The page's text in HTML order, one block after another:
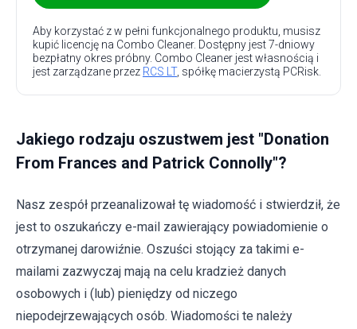
Aby korzystać z w pełni funkcjonalnego produktu, musisz
kupić licencję na Combo Cleaner. Dostępny jest 7-dniowy
bezpłatny okres próbny. Combo Cleaner jest własnością i
jest zarządzane przez RCS LT, spółkę macierzystą PCRisk.
Jakiego rodzaju oszustwem jest "Donation
From Frances and Patrick Connolly"?
Nasz zespół przeanalizował tę wiadomość i stwierdził, że
jest to oszukańczy e-mail zawierający powiadomienie o
otrzymanej darowiźnie. Oszuści stojący za takimi e-
mailami zazwyczaj mają na celu kradzież danych
osobowych i (lub) pieniędzy od niczego
niepodejrzewających osób. Wiadomości te należy